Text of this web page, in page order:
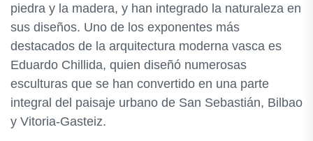
piedra y la madera, y han integrado la naturaleza en
sus diseños. Uno de los exponentes más
destacados de la arquitectura moderna vasca es
Eduardo Chillida, quien diseñó numerosas
esculturas que se han convertido en una parte
integral del paisaje urbano de San Sebastián, Bilbao
y Vitoria-Gasteiz.